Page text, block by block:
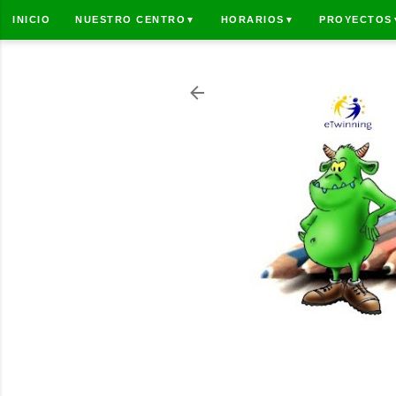
INICIO NUESTRO CENTRO ▼ HORARIOS ▼ PROYECTOS